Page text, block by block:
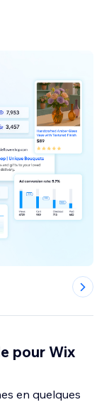
pour Wix
en quelques